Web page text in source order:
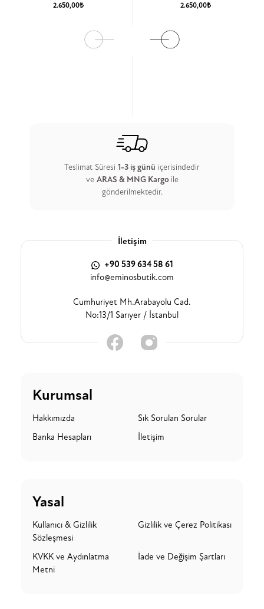
2.650,00₺
2.650,00₺
Teslimat Süresi 1-3 iş günü içerisindedir
ve ARAS & MNG Kargo ile
gönderilmektedir.
İletişim
+90 539 634 58 61
info@eminosbutik.com
Cumhuriyet Mh.Arabayolu Cad.
No:13/1 Sarıyer / İstanbul
Kurumsal
Hakkımızda
Sık Sorulan Sorular
Banka Hesapları
İletişim
Yasal
Kullanıcı & Gizlilik
Sözleşmesi
Gizlilik ve Çerez Politikası
KVKK ve Aydınlatma
Metni
İade ve Değişim Şartları